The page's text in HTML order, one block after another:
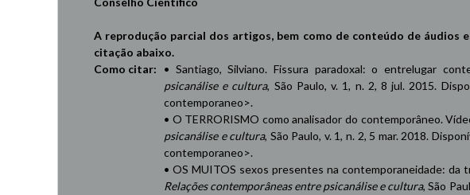
A reprodução parcial dos artigos, bem como de conteúdo de áudios
citação abaixo.
Como citar:
• Santiago, Silviano. Fissura paradoxal: o entrelugar
psicanálise e cultura, São Paulo, v. 1, n. 2, 8 jul. 2015.
contemporaneo>.
• O TERRORISMO como analisador do contemporâneo.
psicanálise e cultura, São Paulo, v. 1, n. 2, 5 mar. 2018.
contemporaneo>.
• OS MUITOS sexos presentes na contemporaneidade: da
Relações contemporâneas entre psicanálise e cultura, São